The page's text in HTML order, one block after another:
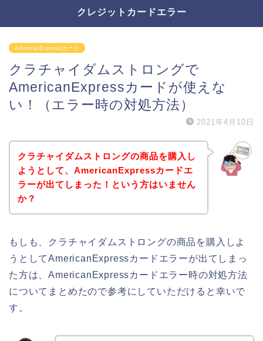
クレジットカードエラー
AmericanExpressカード
クラチャイダムストロングで
AmericanExpressカードが使えな
い！（エラー時の対処方法）
2021年4月10日
クラチャイダムストロングの商品を購入し
ようとして、AmericanExpressカードエ
ラーが出てしまった！という方はいません
か？
もしも、クラチャイダムストロングの商品を購入しよ
うとしてAmericanExpressカードエラーが出てしまっ
た方は、AmericanExpressカードエラー時の対処方法
についてまとめたので参考にしていただけると幸いで
す。